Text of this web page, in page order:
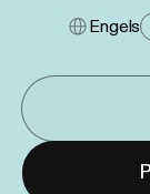
Engels